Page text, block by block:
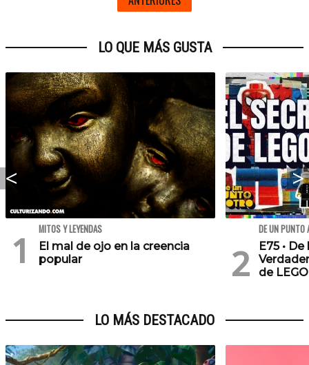
LO QUE MÁS GUSTA
MITOS Y LEYENDAS
El mal de ojo en la creencia
popular
DE UN PUNTO
E75 •
de
LO MÁS DESTACADO